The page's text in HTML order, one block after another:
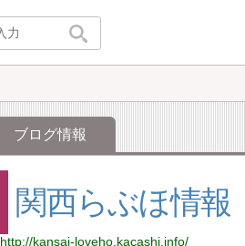
ブログ情報
関西らぶほ情報
http://kansai-loveho.kacashi.info/